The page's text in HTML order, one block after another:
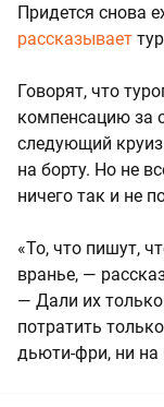
Придется снова
рассказывает
Говорят, что
компенсацию за
следующий
на борту. Но не
ничего так и не
«То, что пишут,
вранье, —
— Дали их
потратить
дьюти-фри, ни на